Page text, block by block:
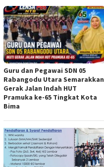
Guru dan Pegawai SDN 05
Rabangodu Utara Semarakkan
Gerak Jalan Indah HUT
Pramuka ke-65 Tingkat Kota
Bima